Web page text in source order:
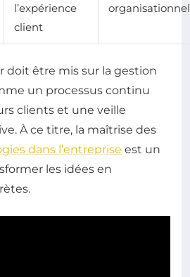
l’expérience
client
doit être mis sur la gestion
un processus continu
clients et une veille
À ce titre, la maîtrise des
dans l’entreprise est un
les idées en